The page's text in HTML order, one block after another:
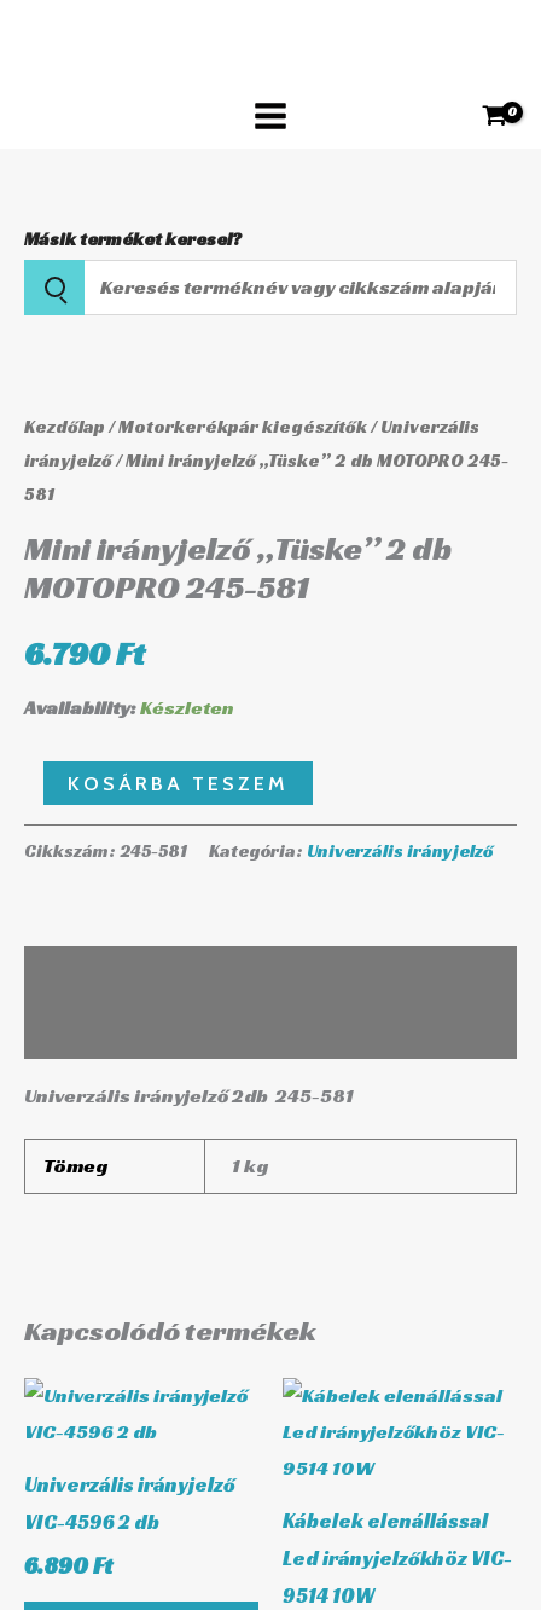
Másik terméket keresel?
Keresés
terméknév
alapján
Kezdőlap/Motorkerékpár kiegészítők/Univerzális
irányjelző/ Mini irányjelző „Tüske” 2 db MOTOPRO 245-
581
Mini irányjelző „Tüske” 2 db
MOTOPRO 245-581
6.790Ft
Availability:Készleten
"Tüske"
2
db
245-
581
mennyiség
KOSÁRBA TESZEM
Cikkszám: 245-581 Kategória: Univerzális irányjelző
Univerzális irányjelző 2db 245-581
Tömeg 1 kg
Kapcsolódó termékek
Univerzális irányjelző
VIC-4596 2 db
6.890Ft
Kábelek elenállással
Led irányjelzőkhöz VIC-
9514 10W
mennyiség